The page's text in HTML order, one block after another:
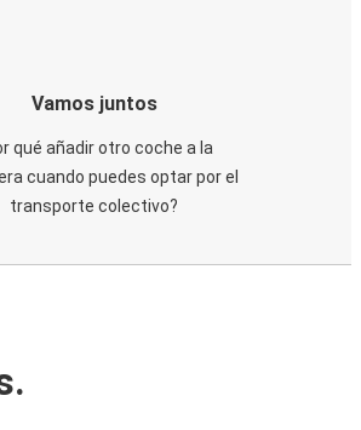
Vamos juntos
qué añadir otro coche a la
cuando puedes optar por el
transporte colectivo?